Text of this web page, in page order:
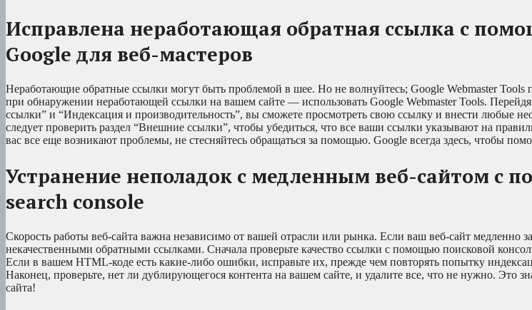
Исправлена неработающая обратная ссылка с
Google для веб-мастеров
Неработающие обратные ссылки могут быть проблемой в шее. Но не волнуйтесь; Google Webmaster
при обнаружении неработающей ссылки на вашем сайте — использовать Google Webmaster Tools. Перейдя
ссылки” и “Индексация и производительность”, вы сможете просмотреть свою ссылку и внести любые
следует проверить раздел “Внешние ссылки”, чтобы убедиться, что все ваши ссылки указывают на
вас все еще возникают проблемы, не стесняйтесь обращаться за помощью. Google всегда здесь, чтобы
Устранение неполадок с медленным веб-сайтом с
search console
Скорость работы веб-сайта важна независимо от вашей отрасли или рынка. Если ваш веб-сайт медленно
некачественными обратными ссылками. Сначала проверьте качество ссылки с помощью поисковой
Если в вашем HTML-коде есть какие-либо ошибки, исправьте их, прежде чем повторять попытку
Наконец, проверьте, нет ли дублирующегося контента на вашем сайте, и удалите все, что не нужно. Это
сайта!